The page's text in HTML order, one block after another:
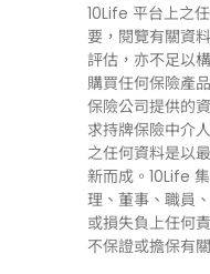
10Life 平台上之
要，閱覽有關資
評估，亦不足以
購買任何保險產
保險公司提供的
求持牌保險中介
之任何資料是以
新而成。10Life
理、董事、職員
或損失負上任何
不保證或擔保有